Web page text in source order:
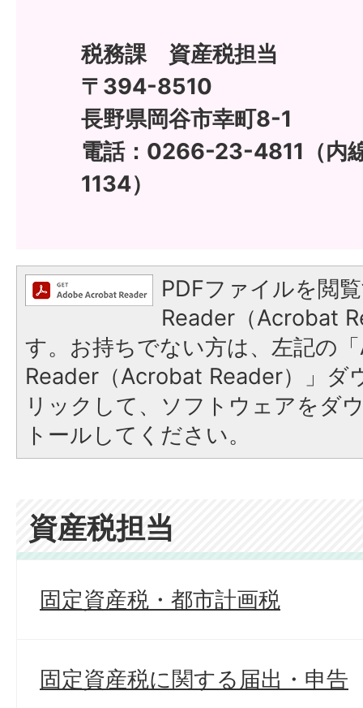
税務課 資産税担当
〒394-8510
長野県岡谷市幸町8-1
電話：0266-23-4811（内
1134）
PDFファイルを閲
Reader（Acrobat
す。お持ちでない方は、左記の
Reader（Acrobat Reader）」ダ
リックして、ソフトウェアをダ
トールしてください。
資産税担当
固定資産税・都市計画税
固定資産税に関する届出・申告